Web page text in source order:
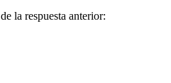
de la respuesta anterior: